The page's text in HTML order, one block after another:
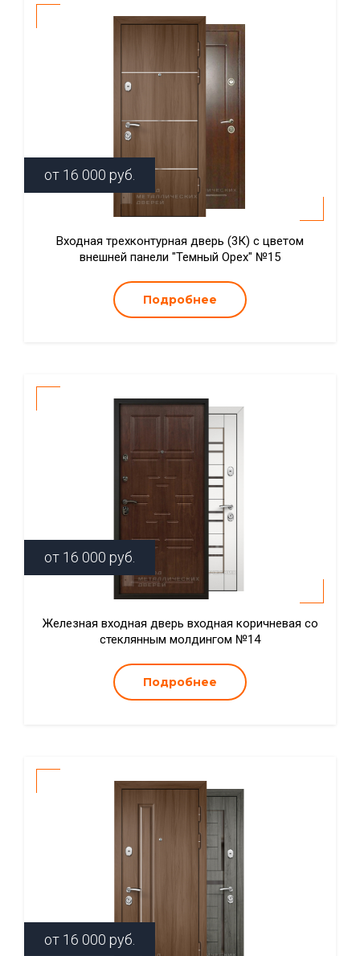
от 16 000 руб.
Входная трехконтурная дверь (3К) с цветом
внешней панели "Темный Орех" №15
Подробнее
от 16 000 руб.
Железная входная дверь входная коричневая со
стеклянным молдингом №14
Подробнее
от 16 000 руб.